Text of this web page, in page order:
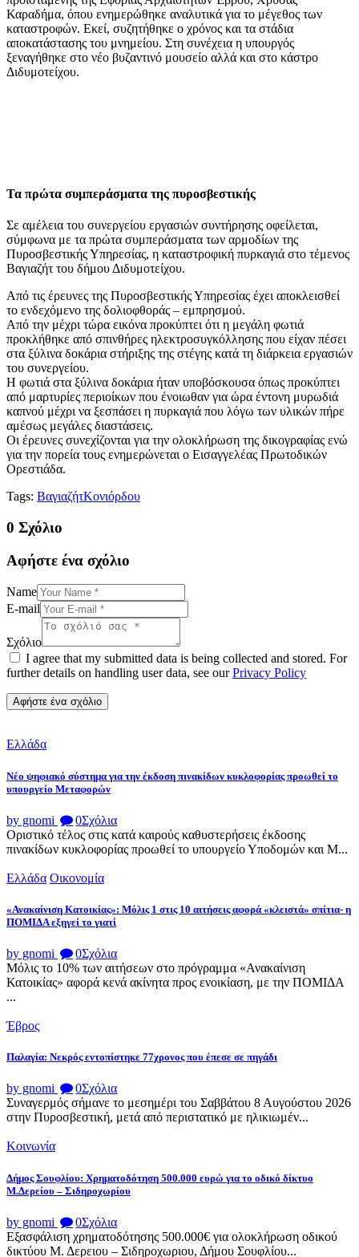
Καραδήμα, όπου ενημερώθηκε αναλυτικά για το μέγεθος των
καταστροφών. Εκεί, συζητήθηκε ο χρόνος και τα στάδια
αποκατάστασης του μνημείου. Στη συνέχεια η υπουργός
ξεναγήθηκε στο νέο βυζαντινό μουσείο αλλά και στο κάστρο
Διδυμοτείχου.
Τα πρώτα συμπεράσματα της πυροσβεστικής
Σε αμέλεια του συνεργείου εργασιών συντήρησης οφείλεται,
σύμφωνα με τα πρώτα συμπεράσματα των αρμοδίων της
Πυροσβεστικής Υπηρεσίας, η καταστροφική πυρκαγιά στο τέμενος
Βαγιαζήτ του δήμου Διδυμοτείχου.
Από τις έρευνες της Πυροσβεστικής Υπηρεσίας έχει αποκλεισθεί
το ενδεχόμενο της δολιοφθοράς – εμπρησμού.
Από την μέχρι τώρα εικόνα προκύπτει ότι η μεγάλη φωτιά
προκλήθηκε από σπινθήρες ηλεκτροσυγκόλλησης που είχαν πέσει
στα ξύλινα δοκάρια στήριξης της στέγης κατά τη διάρκεια εργασιών
του συνεργείου.
Η φωτιά στα ξύλινα δοκάρια ήταν υποβόσκουσα όπως προκύπτει
από μαρτυρίες περιοίκων που ένοιωθαν για ώρα έντονη μυρωδιά
καπνού μέχρι να ξεσπάσει η πυρκαγιά που λόγω των υλικών πήρε
αμέσως μεγάλες διαστάσεις.
Οι έρευνες συνεχίζονται για την ολοκλήρωση της δικογραφίας ενώ
για την πορεία τους ενημερώνεται ο Εισαγγελέας Πρωτοδικών
Ορεστιάδα.
Tags: ΒαγιαζήτΚονιόρδου
0 Σχόλιο
Αφήστε ένα σχόλιο
Name
E-mail
Σχόλιο
I agree that my submitted data is being collected and stored. For
further details on handling user data, see ourPrivacy Policy
Ελλάδα
Νέο ψηφιακό σύστημα για την έκδοση πινακίδων κυκλοφορίας προωθεί το
υπουργείο Μεταφορών
by gnomi 0Σχόλια
Οριστικό τέλος στις κατά καιρούς καθυστερήσεις έκδοσης
πινακίδων κυκλοφορίας προωθεί το υπουργείο Υποδομών και Μ...
Ελλάδα Οικονομία
«Ανακαίνιση Κατοικίας»: Μόλις 1 στις 10 αιτήσεις αφορά «κλειστά» σπίτια- η
ΠΟΜΙΔΑ εξηγεί το γιατί
by gnomi 0Σχόλια
Μόλις το 10% των αιτήσεων στο πρόγραμμα «Ανακαίνιση
Κατοικίας» αφορά κενά ακίνητα προς ενοικίαση, με την ΠΟΜΙΔΑ
...
Έβρος
Παλαγία: Νεκρός εντοπίστηκε 77χρονος που έπεσε σε πηγάδι
by gnomi 0Σχόλια
Συναγερμός σήμανε το μεσημέρι του Σαββάτου 8 Αυγούστου 2026
στην Πυροσβεστική, μετά από περιστατικό με ηλικιωμέν...
Κοινωνία
Δήμος Σουφλίου: Χρηματοδότηση 500.000 ευρώ για το οδικό δίκτυο
Μ.Δερείου – Σιδηροχωρίου
by gnomi 0Σχόλια
Εξασφάλιση χρηματοδότησης 500.000€ για ολοκλήρωση οδικού
δικτύου Μ. Δερειου – Σιδηροχωριου, Δήμου Σουφλίου...